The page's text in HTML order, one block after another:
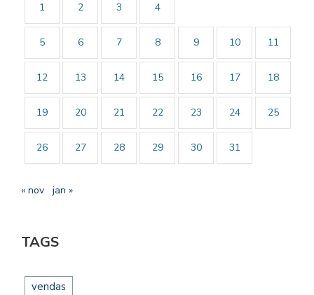
1
2 3 4
5 6 7 8 9 10 11
12 13 14 15 16 17 18
19 20 21 22 23 24 25
26 27 28 29 30 31
« nov jan »
TAGS
vendas